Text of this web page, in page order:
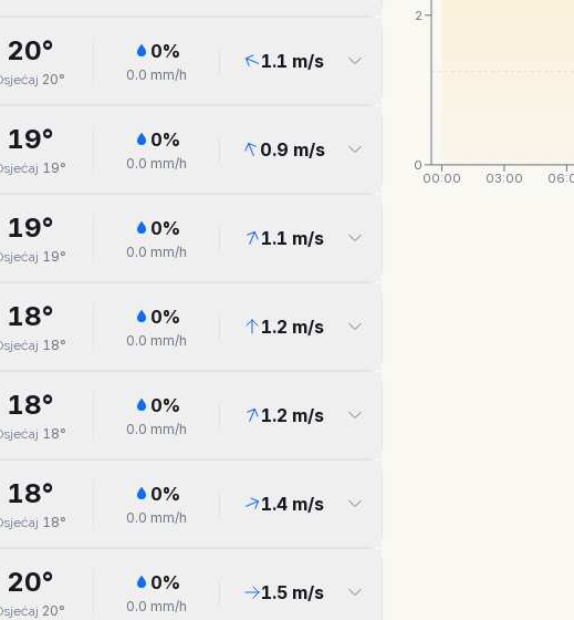
20°
20°
0%
0.0 mm/h
1.1 m/s
19°
19°
0%
0.0 mm/h
0.9 m/s
19°
19°
0%
0.0 mm/h
1.1 m/s
18°
18°
0%
0.0 mm/h
1.2 m/s
18°
18°
0%
0.0 mm/h
1.2 m/s
18°
18°
0%
0.0 mm/h
1.4m/s
20°
20°
0%
0.0 mm/h
1.5m/s
00:00 03:00
0
2